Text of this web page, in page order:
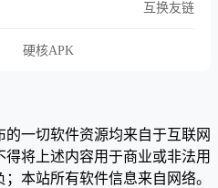
互换友链
硬核APK
一切软件资源均来自于互联网
将上述内容用于商业或非法用
本站所有软件信息来自网络。